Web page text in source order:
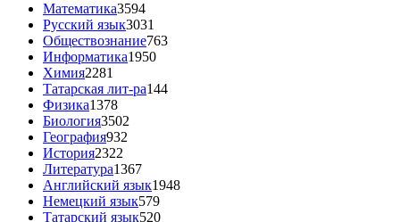
Математика3594
Русский язык3031
Обществознание763
Информатика1950
Химия2281
Татарская лит-ра144
Физика1378
Биология3502
География932
История2322
Литература1367
Английский язык1948
Немецкий язык579
Татарский язык520